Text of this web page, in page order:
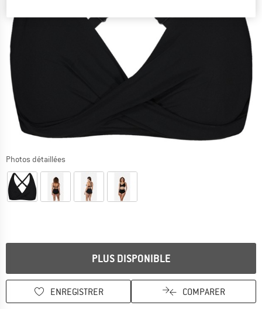
Photos détaillées
PLUS DISPONIBLE
ENREGISTRER COMPARER